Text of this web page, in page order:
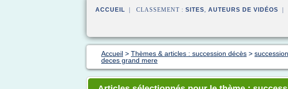
ACCUEIL | CLASSEMENT : SITES, AUTEURS DE VIDÉOS |
Accueil > Thèmes & articles : succession décès >
deces grand mere